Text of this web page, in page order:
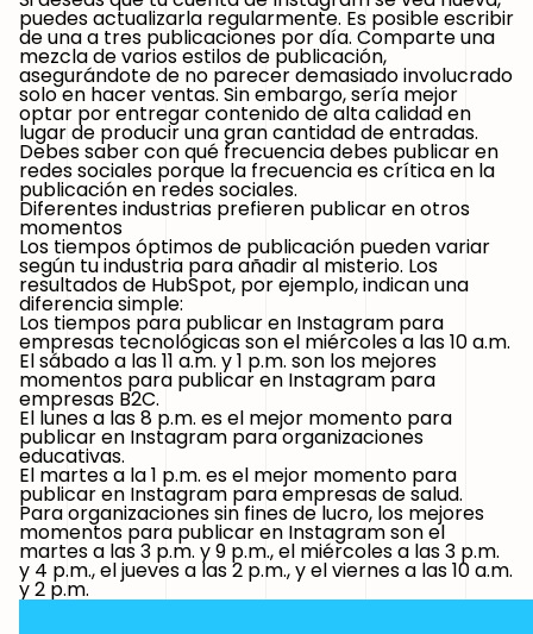
puedes actualizarla regularmente. Es posible escribir
de una a tres publicaciones por día. Comparte una
mezcla de varios estilos de publicación,
asegurándote de no parecer demasiado involucrado
solo en hacer ventas. Sin embargo, sería mejor
optar por entregar contenido de alta calidad en
lugar de producir una gran cantidad de entradas.
Debes saber con qué frecuencia debes publicar en
redes sociales porque la frecuencia es crítica en la
publicación en redes sociales.
Diferentes industrias prefieren publicar en otros
momentos
Los tiempos óptimos de publicación pueden variar
según tu industria para añadir al misterio. Los
resultados de HubSpot, por ejemplo, indican una
diferencia simple:
Los tiempos para publicar en Instagram para
empresas tecnológicasson el miércoles a las 10 a.m.
El sábado a las 11 a.m. y 1 p.m. son los mejores
momentos para publicar en Instagram para
empresas B2C.
El lunes a las 8 p.m. es el mejor momento para
publicar en Instagram paraorganizaciones
educativas.
El martes a la 1 p.m. es el mejor momento para
publicar en Instagram paraempresas de salud.
Para organizaciones sin fines de lucro, los mejores
momentos para publicar en Instagram son el
martes a las 3 p.m. y 9 p.m., el miércoles a las 3 p.m.
y 4 p.m., el jueves a las 2 p.m., y el viernes a las 10 a.m.
y 2 p.m.